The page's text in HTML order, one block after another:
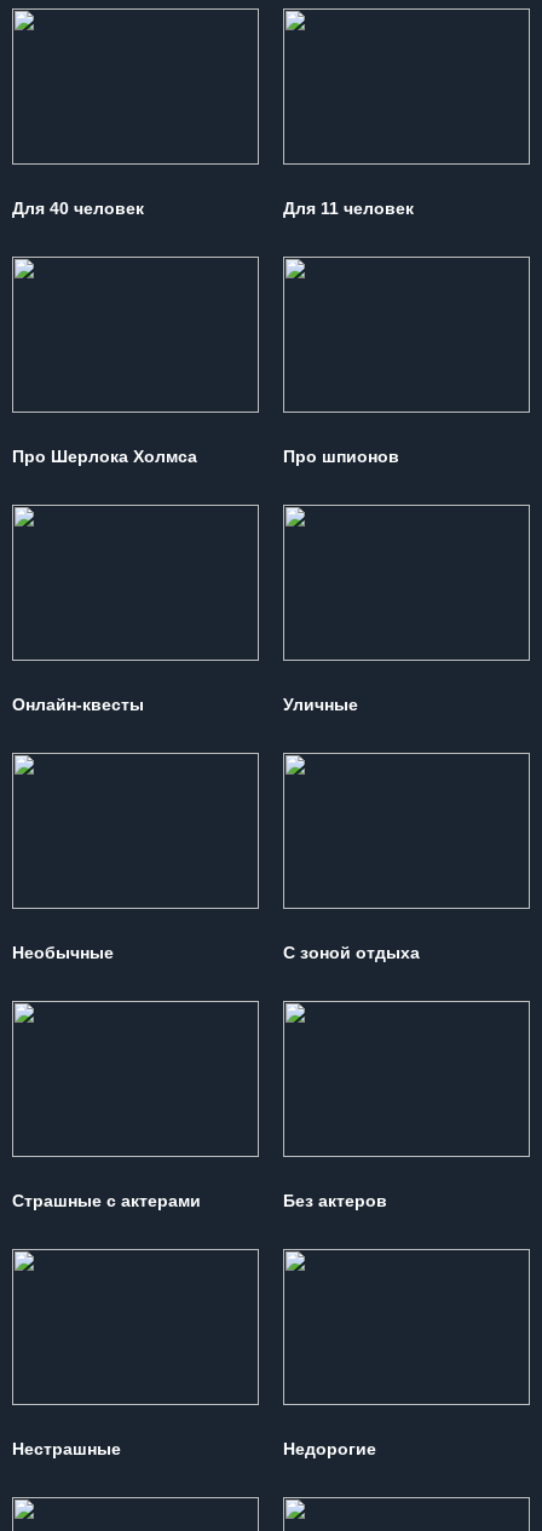
Для 40 человек Для 11 человек
Про Шерлока Холмса Про шпионов
Онлайн-квесты Уличные
Необычные С зоной отдыха
Страшные с актерами Без актеров
Нестрашные Недорогие